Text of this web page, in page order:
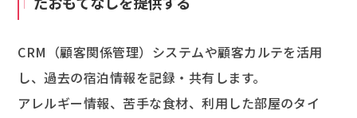
CRM（顧客関係管理）システムや顧客カルテを活用
し、過去の宿泊情報を記録・共有します。
アレルギー情報、苦手な食材、利用した部屋のタイ